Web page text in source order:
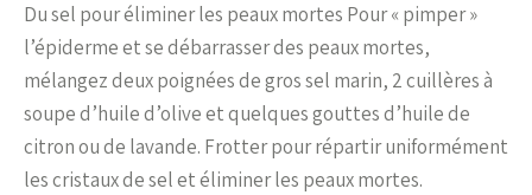
Du sel pour éliminer les peaux mortes Pour « pimper »
l’épiderme et se débarrasser des peaux mortes,
mélangez deux poignées de gros sel marin, 2 cuillères à
soupe d’huile d’olive et quelques gouttes d’huile de
citron ou de lavande. Frotter pour répartir uniformément
les cristaux de sel et éliminer les peaux mortes.